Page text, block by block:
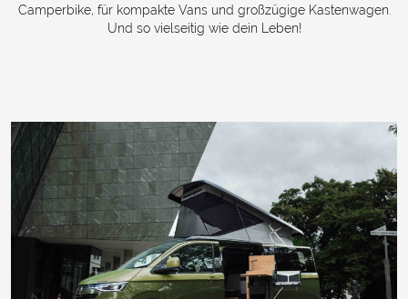
Camperbike, für kompakte Vans und großzügige Kastenwagen.
Und so vielseitig wie dein Leben!